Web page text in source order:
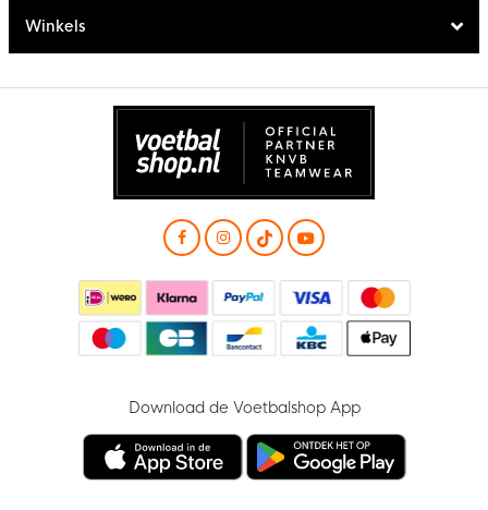
Winkels
Download de Voetbalshop App